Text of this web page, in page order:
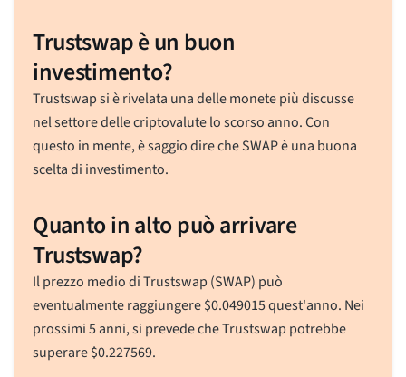
Trustswap è un buon
investimento?
Trustswap si è rivelata una delle monete più discusse
nel settore delle criptovalute lo scorso anno. Con
questo in mente, è saggio dire che SWAP è una buona
scelta di investimento.
Quanto in alto può arrivare
Trustswap?
Il prezzo medio di Trustswap (SWAP) può
eventualmente raggiungere$0.049015quest'anno. Nei
prossimi 5 anni, si prevede che Trustswap potrebbe
superare$0.227569.